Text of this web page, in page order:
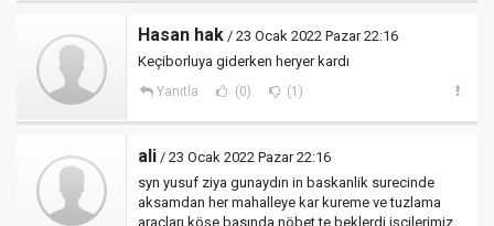
Hasan hak / 23 Ocak 2022 Pazar 22:16
Keçiborluya giderken heryer kardı
Yanıtla (0) (1)
ali / 23 Ocak 2022 Pazar 22:16
syn yusuf ziya gunaydın in baskanlik surecinde
aksamdan her mahalleye kar kureme ve tuzlama
aracları köşe basında nöbet te beklerdi işçilerimiz